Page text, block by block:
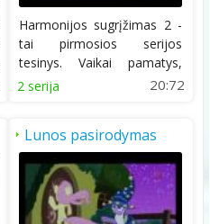
Harmonijos sugrįžimas 2 -
tai pirmosios serijos
tesinys. Vaikai pamatys,
kaip ponės toliau...
2 serija 20:72
Lunos pasirodymas